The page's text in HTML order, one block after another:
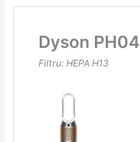
Dyson PH04
Filtru: HEPA H13